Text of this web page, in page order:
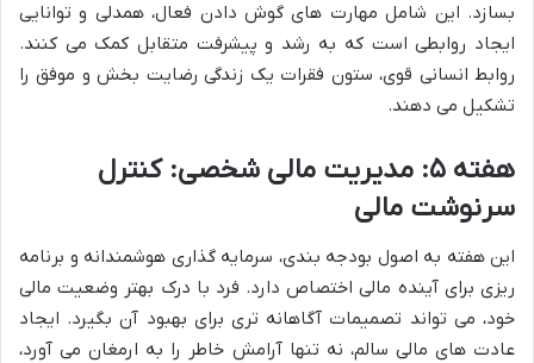
بسازد. این شامل مهارت های گوش دادن فعال، همدلی و توانایی
ایجاد روابطی است که به رشد و پیشرفت متقابل کمک می کنند.
روابط انسانی قوی، ستون فقرات یک زندگی رضایت بخش و موفق را
تشکیل می دهند.
هفته ۵: مدیریت مالی شخصی: کنترل
سرنوشت مالی
این هفته به اصول بودجه بندی، سرمایه گذاری هوشمندانه و برنامه
ریزی برای آینده مالی اختصاص دارد. فرد با درک بهتر وضعیت مالی
خود، می تواند تصمیمات آگاهانه تری برای بهبود آن بگیرد. ایجاد
عادت های مالی سالم، نه تنها آرامش خاطر را به ارمغان می آورد،